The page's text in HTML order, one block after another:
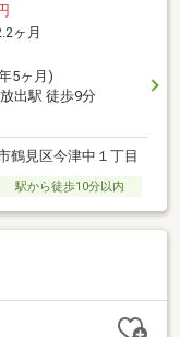
ヶ月
5ヶ月)
出駅 徒歩9分
鶴見区今津中１丁目
駅から徒歩10分以内